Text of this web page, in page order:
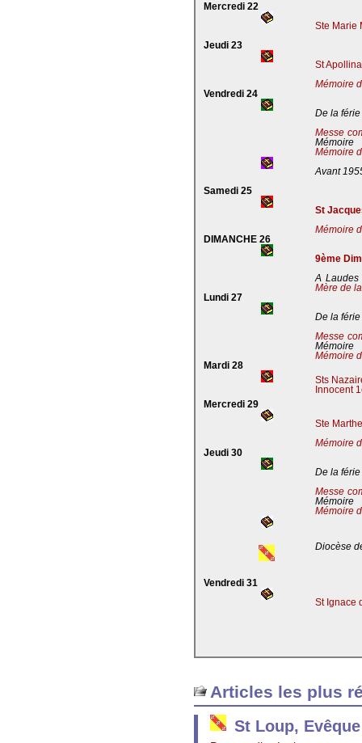
Mercredi 22
Ste Marie
Jeudi 23
St
Mémoire
Vendredi 24
De la férie
Messe
Mémoire
Mémoire
Avant
Samedi 25
St
Mémoire
DIMANCHE 26
9ème
A
Mère de
Lundi 27
De la férie
Messe
Mémoire
Mémoire
Mardi 28
Sts
Innocent
Mercredi 29
Ste
Mémoire
Jeudi 30
De la férie
Messe
Mémoire
Mémoire
Diocèse
Vendredi 31
St Ignace
Articles les plus
St Loup,